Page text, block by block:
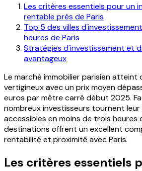
Les critères essentiels pour un
rentable près de Paris
Top 5 des villes
heures de Paris
Stratégies d'investissement et
avantageux
Le marché immobilier parisien atteint
vertigineux avec un prix moyen
euros par mètre carré début 2025.
nombreux investisseurs tournent leur
accessibles en moins de trois heures
destinations offrent un excellent
rentabilité et proximité avec Paris.
Les critères essentiels